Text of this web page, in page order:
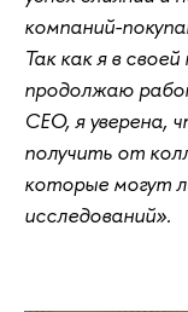
компаний-
Так как я в
продолжаю
СЕО, я уверена,
получить от
которые могут
исследований».